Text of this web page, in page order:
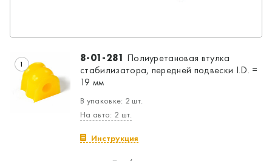
1 8-01-281 Полиуретановая втулка
стабилизатора, передней подвески I.D. =
19 мм
В упаковке: 2 шт.
На авто: 2 шт.
Инструкция